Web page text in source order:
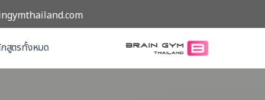
สูตรทั้งหมด